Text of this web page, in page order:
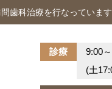
歯科治療を行なっています
診療
9:00
(土